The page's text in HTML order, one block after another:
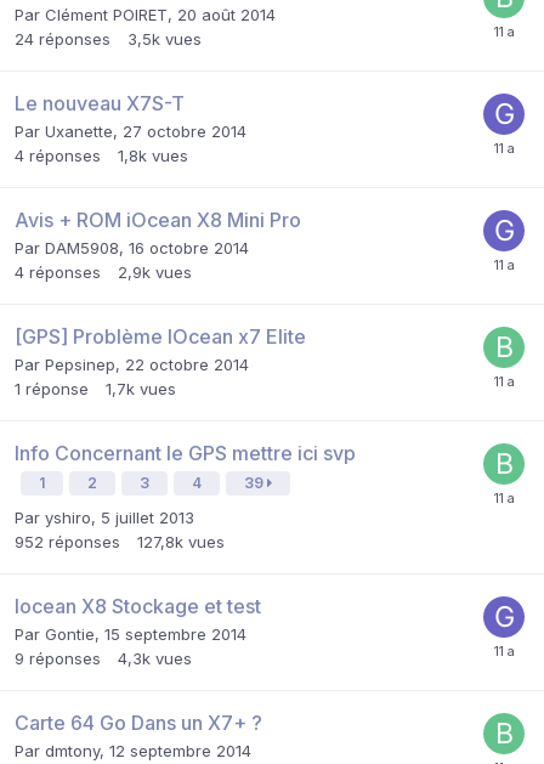
Par Clément POIRET, 20 août 2014
24 réponses 3,5k vues
Le nouveau X7S-T
Par Uxanette, 27 octobre 2014
4 réponses 1,8k vues
Avis + ROM iOcean X8 Mini Pro
Par DAM5908, 16 octobre 2014
4 réponses 2,9k vues
[GPS] Problème IOcean x7 Elite
Par Pepsinep, 22 octobre 2014
1 réponse 1,7k vues
Info Concernant le GPS mettre ici svp
1 2 3 4 39
Par yshiro, 5 juillet 2013
952 réponses 127,8k vues
Iocean X8 Stockage et test
Par Gontie, 15 septembre 2014
9 réponses 4,3k vues
Carte 64 Go Dans un X7+ ?
Par dmtony, 12 septembre 2014